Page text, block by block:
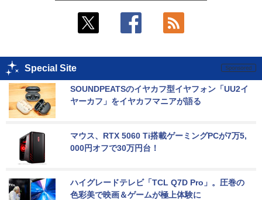
Special Site
SOUNDPEATSのイヤカフ型イヤフォン「UU2イ
ヤーカフ」をイヤカフマニアが語る
マウス、RTX 5060 Ti搭載ゲーミングPCが7万5,
000円オフで30万円台！
ハイグレードテレビ「TCL Q7D Pro」。圧巻の
色彩美で映画＆ゲームが極上体験に